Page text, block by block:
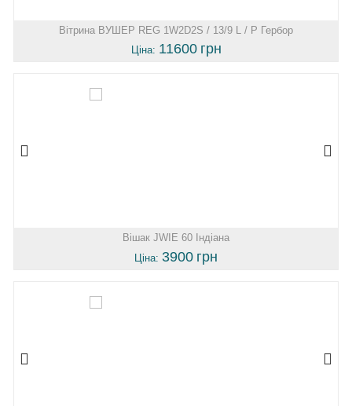
Вітрина ВУШЕР REG 1W2D2S / 13/9 L / P Гербор
Ціна: 11600 грн
Вішак JWIE 60 Індіана
Ціна: 3900 грн